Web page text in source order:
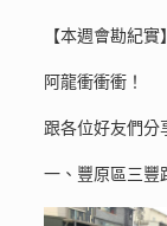
【本週會勘紀實】
阿龍衝衝衝！
跟各位好友們分
一、豐原區三豐